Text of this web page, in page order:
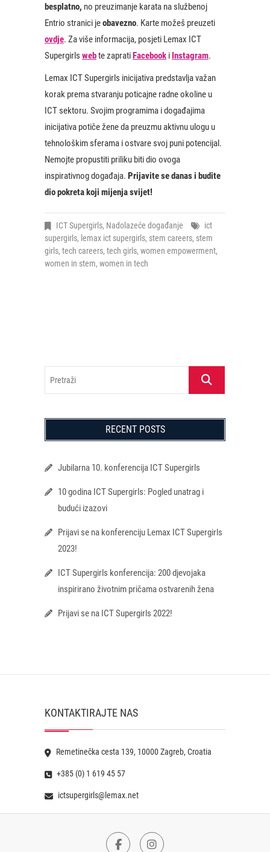
besplatno, no preuzimanje karata na službenoj
Entrio stranici jeobavezno. Karte možeš preuzeti
ovdje. Za više informacija, posjeti Lemax ICT
Supergirls webte zapratiFacebook i Instagram.
Lemax ICT Supergirls inicijativa predstavlja važan
korak prema stvaranju poticajne radne okoline u
ICT sektoru. Svojim programima i događajima
inicijativa potiče žene da preuzmu aktivnu ulogu u
tehnološkim sferama i ostvare svoj puni potencijal.
Nemojte propustiti priliku biti dio ovoga
inspirativnog događaja. Prijavite se danas i budite
dio pokreta koji mijenja svijet!
ICT Supergirls, Nadolazeće događanje
ict
supergirls, lemax ict supergirls, stem careers, stem
girls, tech careers, tech girls, women empowerment,
women in stem, women in tech
Pretraži
RECENT POSTS
Jubilarna 10. konferencija ICT Supergirls
10 godina ICT Supergirls: Pogled unatrag i
budući izazovi
Prijavi se na konferenciju Lemax ICT Supergirls
2023!
ICT Supergirls konferencija: 200 djevojaka
inspirirano životnim pričama ostvarenih žena
Prijavi se na ICT Supergirls 2022!
KONTAKTIRAJTE NAS
Remetinečka cesta 139, 10000 Zagreb, Croatia
+385 (0) 1 619 45 57
ictsupergirls@lemax.net
FacebookInstagram